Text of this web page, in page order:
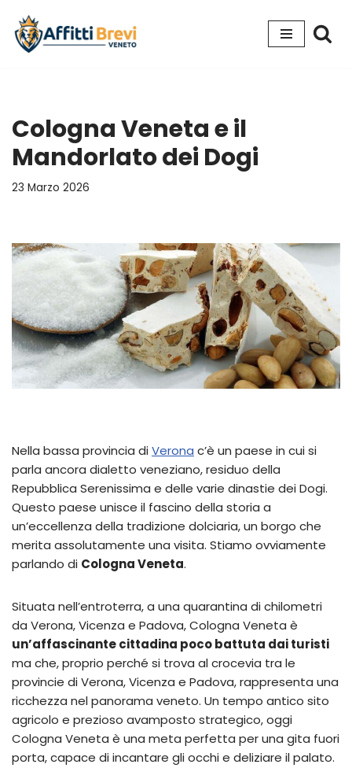
Vai
Cologna Veneta e il
Mandorlato dei Dogi
23 Marzo 2026
Nella bassa provincia diVerona c’è un paese in cui si
parla ancora dialetto veneziano, residuo della
Repubblica Serenissima e delle varie dinastie dei Dogi.
Questo paese unisce il fascino della storia a
un’eccellenza della tradizione dolciaria, un borgo che
merita assolutamente una visita. Stiamo ovviamente
parlando di Cologna Veneta.
Situata nell’entroterra, a una quarantina di chilometri
da Verona, Vicenza e Padova, Cologna Veneta è
un’affascinante cittadina poco battuta dai turisti
ma che, proprio perché si trova al crocevia tra le
provincie di Verona, Vicenza e Padova, rappresenta una
ricchezza nel panorama veneto. Un tempo antico sito
agricolo e prezioso avamposto strategico, oggi
Cologna Veneta è una meta perfetta per una gita fuori
porta, capace di incantare gli occhi e deliziare il palato.